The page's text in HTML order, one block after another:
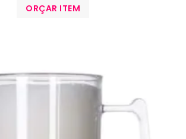
ORÇAR ITEM